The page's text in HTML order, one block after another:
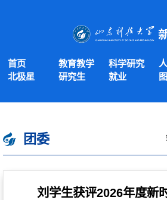
首页 教育教学 科学研究
北极星
研究生 就业
团委
刘学生获评2026年度新